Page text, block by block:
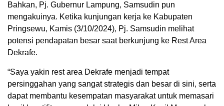
Bahkan, Pj. Gubernur Lampung, Samsudin pun
mengakuinya. Ketika kunjungan kerja ke Kabupaten
Pringsewu, Kamis (3/10/2024), Pj. Samsudin melihat
potensi pendapatan besar saat berkunjung ke Rest Area
Dekrafe.
“Saya yakin rest area Dekrafe menjadi tempat
persinggahan yang sangat strategis dan besar di sini, serta
dapat membantu kesempatan masyarakat untuk memasari